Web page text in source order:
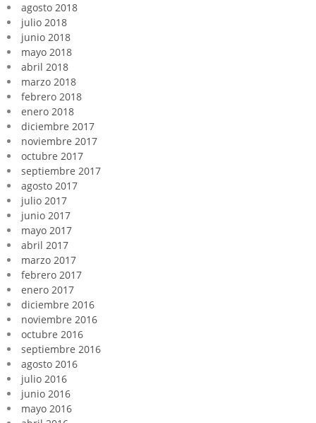
agosto 2018
julio 2018
junio 2018
mayo 2018
abril 2018
marzo 2018
febrero 2018
enero 2018
diciembre 2017
noviembre 2017
octubre 2017
septiembre 2017
agosto 2017
julio 2017
junio 2017
mayo 2017
abril 2017
marzo 2017
febrero 2017
enero 2017
diciembre 2016
noviembre 2016
octubre 2016
septiembre 2016
agosto 2016
julio 2016
junio 2016
mayo 2016